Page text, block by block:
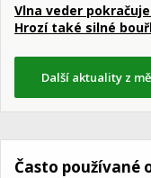
Vlna veder
Hrozí také silné
Další aktuality z
Často používané